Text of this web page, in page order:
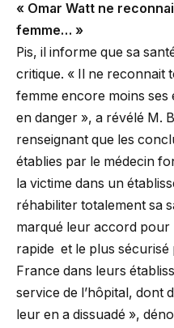
« Omar Watt ne
femme… »
Pis, il informe que sa
critique. « Il ne reconnait
femme encore moins ses
en danger », a révélé M.
renseignant que les
établies par le médecin
la victime dans un
réhabiliter totalement sa
marqué leur accord
rapide et le plus sécurisé
France dans leurs
service de l’hôpital, dont
leur en a dissuadé »,